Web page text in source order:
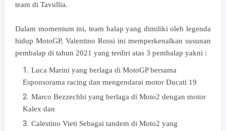
team di Tavullia.
Dalam momentum ini, team balap yang dimiliki oleh legenda
hidup MotoGP, Valentino Rossi ini memperkenalkan susunan
pembalap di tahun 2021 yang terdiri atas 3 pembalap yakni :
Luca Marini yang berlaga di MotoGP bersama
Esponsorama racing dan mengendarai motor Ducati 19
Marco Bezzechhi yang berlaga di Moto2 dengan motor
Kalex dan
Calestino Vieti Sebagai tandem di Moto2 yang